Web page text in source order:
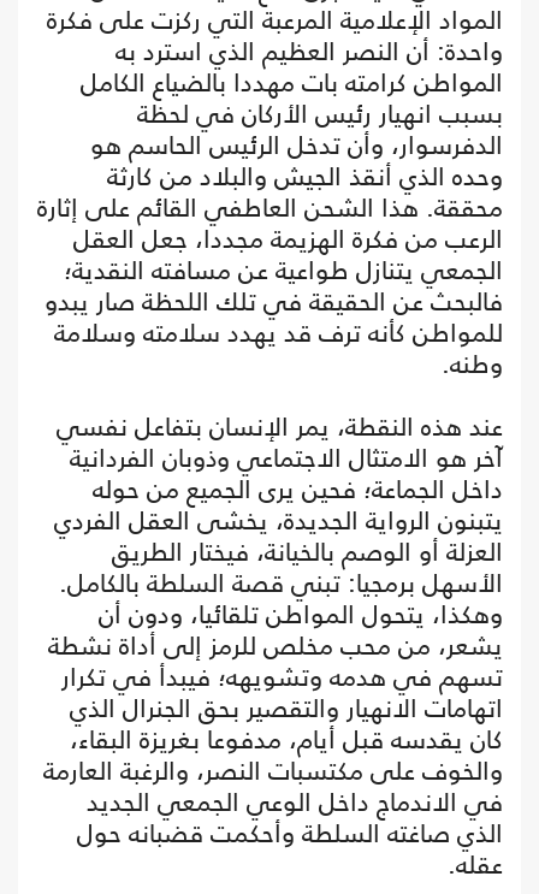
المواد الإعلامية المرعبة التي ركزت على فكرة
واحدة: أن النصر العظيم الذي استرد به
المواطن كرامته بات مهددا بالضياع الكامل
بسبب انهيار رئيس الأركان في لحظة
الدفرسوار، وأن تدخل الرئيس الحاسم هو
وحده الذي أنقذ الجيش والبلاد من كارثة
محققة. هذا الشحن العاطفي القائم على إثارة
الرعب من فكرة الهزيمة مجددا، جعل العقل
الجمعي يتنازل طواعية عن مسافته النقدية؛
فالبحث عن الحقيقة في تلك اللحظة صار يبدو
للمواطن كأنه ترف قد يهدد سلامته وسلامة
وطنه.
عند هذه النقطة، يمر الإنسان بتفاعل نفسي
آخر هو الامتثال الاجتماعي وذوبان الفردانية
داخل الجماعة؛ فحين يرى الجميع من حوله
يتبنون الرواية الجديدة، يخشى العقل الفردي
العزلة أو الوصم بالخيانة، فيختار الطريق
الأسهل برمجيا: تبني قصة السلطة بالكامل.
وهكذا، يتحول المواطن تلقائيا، ودون أن
يشعر، من محب مخلص للرمز إلى أداة نشطة
تسهم في هدمه وتشويهه؛ فيبدأ في تكرار
اتهامات الانهيار والتقصير بحق الجنرال الذي
كان يقدسه قبل أيام، مدفوعا بغريزة البقاء،
والخوف على مكتسبات النصر، والرغبة العارمة
في الاندماج داخل الوعي الجمعي الجديد
الذي صاغته السلطة وأحكمت قضبانه حول
عقله.